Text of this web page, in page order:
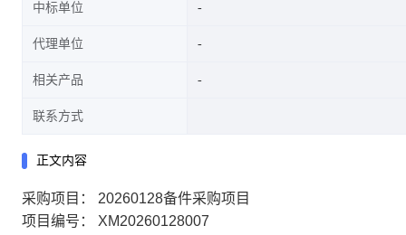
中标单位
代理单位
相关产品
联系方式
正文内容
采购项目：
20260128备件采购项目
项目编号：
XM20260128007